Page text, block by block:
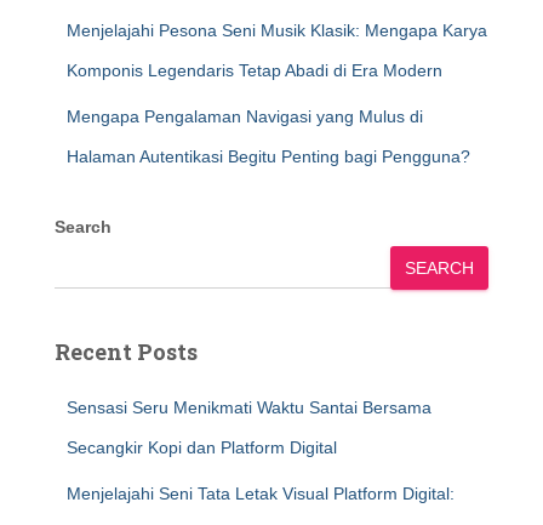
Menjelajahi Pesona Seni Musik Klasik: Mengapa Karya
Komponis Legendaris Tetap Abadi di Era Modern
Mengapa Pengalaman Navigasi yang Mulus di
Halaman Autentikasi Begitu Penting bagi Pengguna?
Search
SEARCH
Recent Posts
Sensasi Seru Menikmati Waktu Santai Bersama
Secangkir Kopi dan Platform Digital
Menjelajahi Seni Tata Letak Visual Platform Digital: